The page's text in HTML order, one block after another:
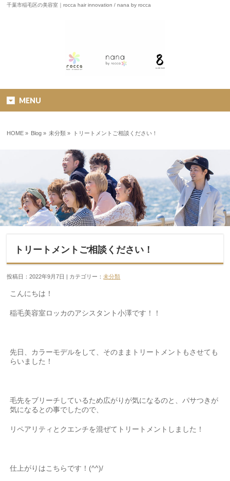
千葉市稲毛区の美容室｜rocca hair innovation / nana by rocca
MENU
HOME » Blog » 未分類 » トリートメントご相談ください！
トリートメントご相談ください！
投稿日：2022年9月7日 | カテゴリー：未分類
こんにちは！
稲毛美容室ロッカのアシスタント小澤です！！
先日、カラーモデルをして、そのままトリートメントもさせても
らいました！
毛先をブリーチしているため広がりが気になるのと、パサつきが
気になるとの事でしたので、
リペアリティとクエンチを混ぜてトリートメントしました！
仕上がりはこちらです！(^^)/